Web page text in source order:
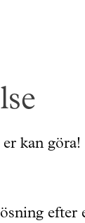
kan göra!
efter